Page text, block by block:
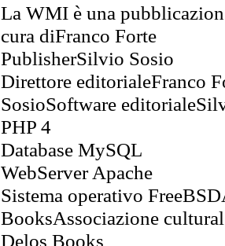
La WMI è una
cura diFranco Forte
PublisherSilvio Sosio
Direttore editorialeFranco
SosioSoftware
PHP 4
Database MySQL
WebServer Apache
Sistema operativo
BooksAssociazione
Delos Books